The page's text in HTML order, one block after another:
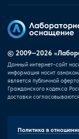
© 2009—2026
Данный интернет-сайт
информация носит
является публичной
Гражданского кодекса
доставки
Политика в